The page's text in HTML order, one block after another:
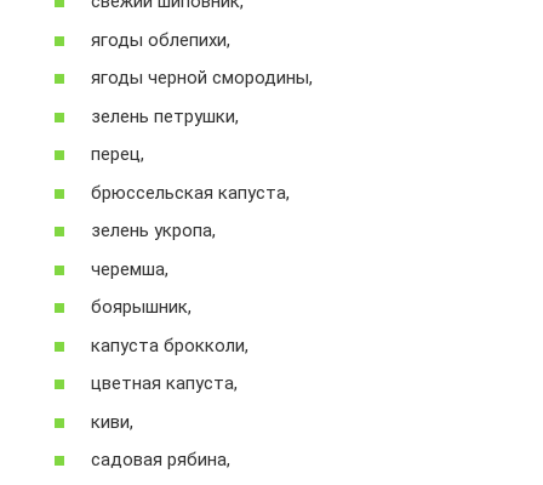
ягоды облепихи,
ягоды черной смородины,
зелень петрушки,
перец,
брюссельская капуста,
зелень укропа,
черемша,
боярышник,
капуста брокколи,
цветная капуста,
киви,
садовая рябина,